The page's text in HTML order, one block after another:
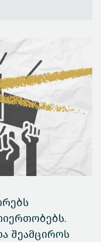
შეამციროს